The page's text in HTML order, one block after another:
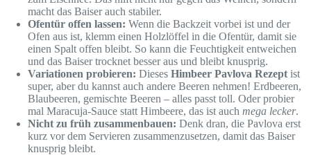
macht das Baiser auch stabiler.
Ofentür offen lassen: Wenn die Backzeit vorbei ist und der
Ofen aus ist, klemm einen Holzlöffel in die Ofentür, damit sie
einen Spalt offen bleibt. So kann die Feuchtigkeit entweichen
und das Baiser trocknet besser aus und bleibt knusprig.
Variationen probieren: Dieses Himbeer Pavlova Rezept ist
super, aber du kannst auch andere Beeren nehmen! Erdbeeren,
Blaubeeren, gemischte Beeren – alles passt toll. Oder probier
mal Maracuja-Sauce statt Himbeere, das ist auch mega lecker.
Nicht zu früh zusammenbauen: Denk dran, die Pavlova erst
kurz vor dem Servieren zusammenzusetzen, damit das Baiser
knusprig bleibt.